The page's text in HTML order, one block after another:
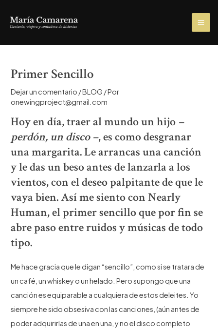
Primer Sencillo
Dejar un comentario /BLOG / Por
onewingproject@gmail.com
Hoy en día, traer al mundo un hijo –
perdón, un disco –, es como desgranar
una margarita. Le arrancas una canción
y le das un beso antes de lanzarla a los
vientos, con el deseo palpitante de que le
vaya bien. Así me siento conNearly
Human, el primer sencillo que por fin se
abre paso entre ruidos y músicas de todo
tipo.
Me hace gracia que le digan “sencillo”, como si se tratara de
un café, un whiskey o un helado. Pero supongo que una
canción es equiparable a cualquiera de estos deleites. Yo
siempre he sido obsesiva con las canciones, (aún antes de
poder adquirirlas de una en una, y no el disco completo